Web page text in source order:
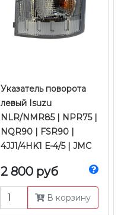
Указатель поворота
левый Isuzu
NLR/NMR85 | NPR75 |
NQR90 | FSR90 |
4JJ1/4HK1 Е-4/5 | JMC
2 800 руб
В корзину